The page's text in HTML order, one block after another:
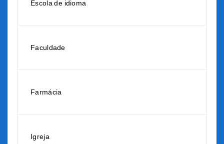
Escola de idioma
Faculdade
Farmácia
Igreja